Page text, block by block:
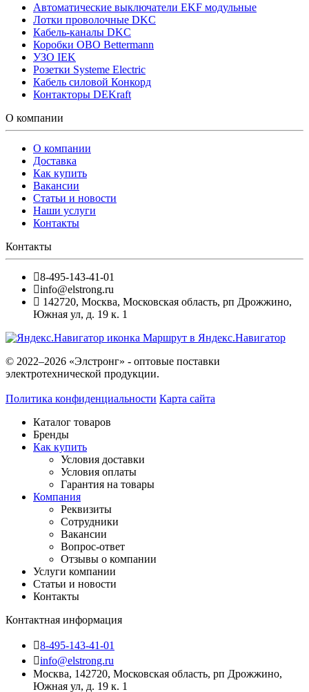
Автоматические выключатели EKF модульные
Лотки проволочные DKC
Кабель-каналы DKC
Коробки OBO Bettermann
УЗО IEK
Розетки Systeme Electric
Кабель силовой Конкорд
Контакторы DEKraft
О компании
О компании
Доставка
Как купить
Вакансии
Статьи и новости
Наши услуги
Контакты
Контакты
8-495-143-41-01
info@elstrong.ru
142720, Москва, Московская область, рп Дрожжино,
Южная ул, д. 19 к. 1
Маршрут в Яндекс.Навигатор
© 2022–2026 «Элстронг» - оптовые поставки
электротехнической продукции.
Политика конфиденциальности Карта сайта
Каталог товаров
Бренды
Как купить
Условия доставки
Условия оплаты
Гарантия на товары
Компания
Реквизиты
Сотрудники
Вакансии
Вопрос-ответ
Отзывы о компании
Услуги компании
Статьи и новости
Контакты
Контактная информация
8-495-143-41-01
info@elstrong.ru
Москва, 142720, Московская область, рп Дрожжино,
Южная ул, д. 19 к. 1